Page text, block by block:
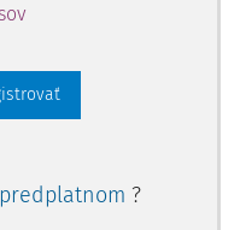
predplatnom ?